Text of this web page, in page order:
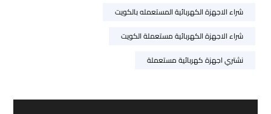
شراء الاجهزة الكهربائية المستعمله بالكويت
شراء الاجهزة الكهربائية مستعملة الكويت
نشتري اجهزة كهربائية مستعملة